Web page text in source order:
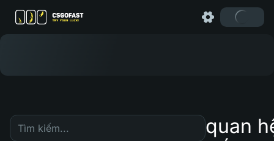
quan